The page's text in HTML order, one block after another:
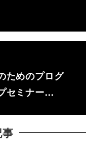
ためのプログ
セミナー…